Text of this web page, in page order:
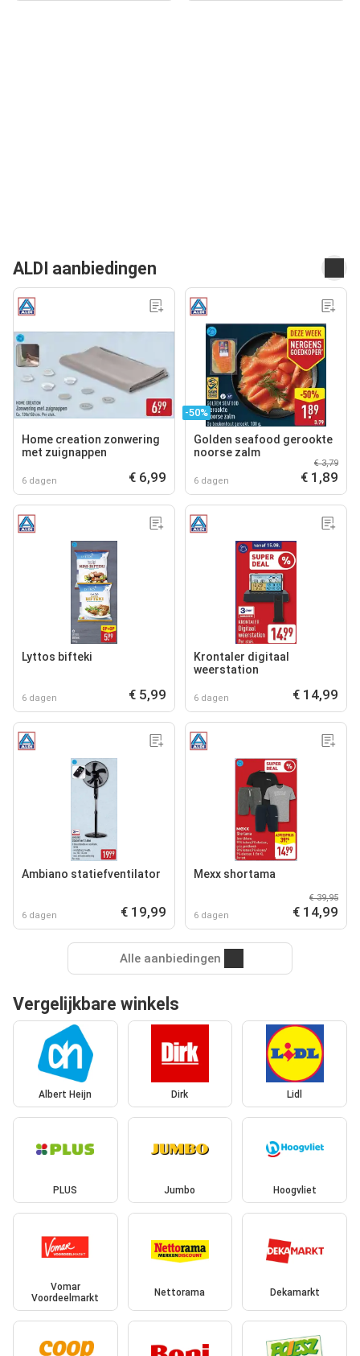
ALDI aanbiedingen
Home creation zonwering
met zuignappen
6 dagen € 6,99
-50%
Golden seafood gerookte
noorse zalm
6 dagen
€ 3,79
€ 1,89
Lyttos bifteki
6 dagen € 5,99
Krontaler digitaal
weerstation
6 dagen € 14,99
Ambiano statiefventilator
6 dagen € 19,99
Mexx shortama
6 dagen
€ 39,95
€ 14,99
Alle aanbiedingen
Vergelijkbare winkels
Albert Heijn Dirk Lidl
PLUS Jumbo Hoogvliet
Vomar
Voordeelmarkt
Nettorama Dekamarkt